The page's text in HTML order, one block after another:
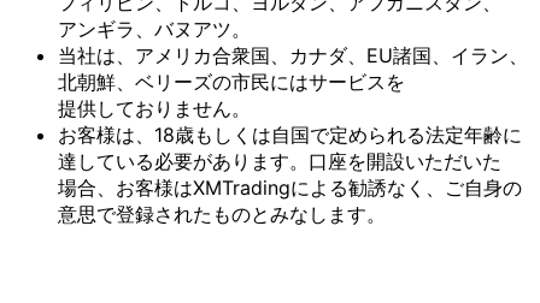
アンギラ、 バヌアツ。
当社は、 アメリカ合衆国、 カナダ、 EU諸国、 イラン、
北朝鮮、 ベリーズの市民にはサービスを
提供しておりません。
お客様は、 18歳も しくは自国で定められる法定年齢に
達している必要があります。 口座を開設いただいた
場合、 お客様はXMTradingによる勧誘なく、 ご自身の
意思で登録された ものとみなします。